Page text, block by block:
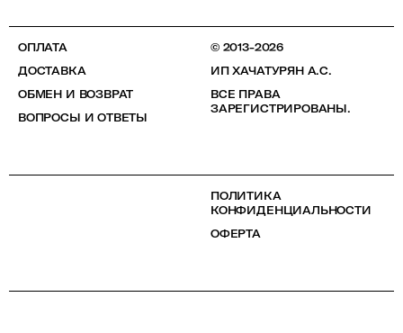
ОПЛАТА
ДОСТАВКА
ОБМЕН И ВОЗВРАТ
ВОПРОСЫ И ОТВЕТЫ
© 2013-2026
ИП ХАЧАТУРЯН А.С.
ВСЕ ПРАВА
ЗАРЕГИСТРИРОВАНЫ.
ПОЛИТИКА
КОНФИДЕНЦИАЛЬНОСТИ
ОФЕРТА